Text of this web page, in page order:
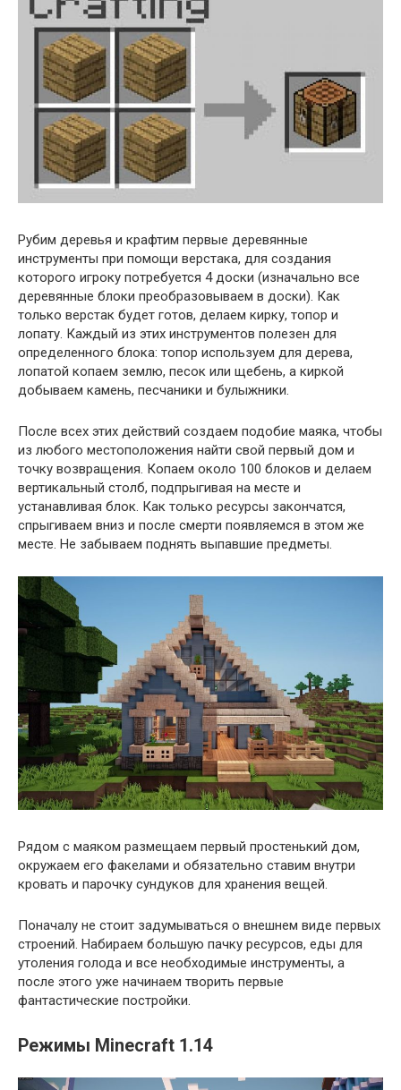
Рубим деревья и крафтим первые деревянные
инструменты при помощи верстака, для создания
которого игроку потребуется 4 доски (изначально все
деревянные блоки преобразовываем в доски). Как
только верстак будет готов, делаем кирку, топор и
лопату. Каждый из этих инструментов полезен для
определенного блока: топор используем для дерева,
лопатой копаем землю, песок или щебень, а киркой
добываем камень, песчаники и булыжники.
После всех этих действий создаем подобие маяка, чтобы
из любого местоположения найти свой первый дом и
точку возвращения. Копаем около 100 блоков и делаем
вертикальный столб, подпрыгивая на месте и
устанавливая блок. Как только ресурсы закончатся,
спрыгиваем вниз и после смерти появляемся в этом же
месте. Не забываем поднять выпавшие предметы.
Рядом с маяком размещаем первый простенький дом,
окружаем его факелами и обязательно ставим внутри
кровать и парочку сундуков для хранения вещей.
Поначалу не стоит задумываться о внешнем виде первых
строений. Набираем большую пачку ресурсов, еды для
утоления голода и все необходимые инструменты, а
после этого уже начинаем творить первые
фантастические постройки.
Режимы Minecraft 1.14